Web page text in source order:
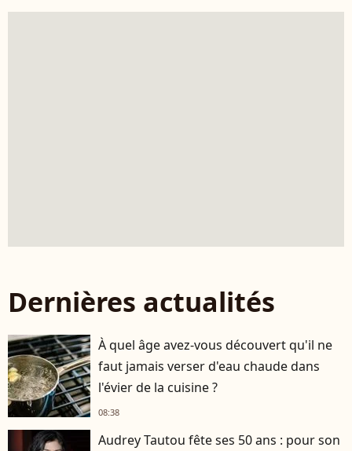
Dernières actualités
À quel âge avez-vous découvert qu'il ne
faut jamais verser d'eau chaude dans
l'évier de la cuisine ?
08:38
Audrey Tautou fête ses 50 ans : pour son